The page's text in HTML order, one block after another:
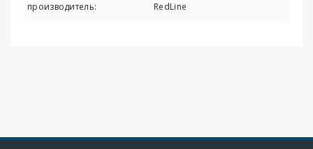
производитель: RedLine